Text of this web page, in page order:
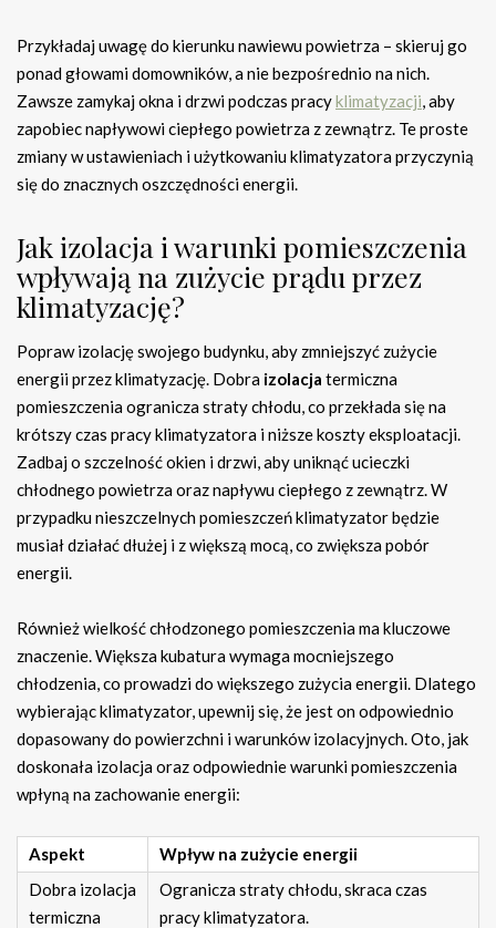
Przykładaj uwagę do kierunku nawiewu powietrza – skieruj go
ponad głowami domowników, a nie bezpośrednio na nich.
Zawsze zamykaj okna i drzwi podczas pracyklimatyzacji , aby
zapobiec napływowi ciepłego powietrza z zewnątrz. Te proste
zmiany w ustawieniach i użytkowaniu klimatyzatora przyczynią
się do znacznych oszczędności energii.
Jak izolacja i warunki pomieszczenia
wpływają na zużycie prądu przez
klimatyzację?
Popraw izolację swojego budynku, aby zmniejszyć zużycie
energii przez klimatyzację. Dobra izolacja termiczna
pomieszczenia ogranicza straty chłodu, co przekłada się na
krótszy czas pracy klimatyzatora i niższe koszty eksploatacji.
Zadbaj o szczelność okien i drzwi, aby uniknąć ucieczki
chłodnego powietrza oraz napływu ciepłego z zewnątrz. W
przypadku nieszczelnych pomieszczeń klimatyzator będzie
musiał działać dłużej i z większą mocą, co zwiększa pobór
energii.
Również wielkość chłodzonego pomieszczenia ma kluczowe
znaczenie. Większa kubatura wymaga mocniejszego
chłodzenia, co prowadzi do większego zużycia energii. Dlatego
wybierając klimatyzator, upewnij się, że jest on odpowiednio
dopasowany do powierzchni i warunków izolacyjnych. Oto, jak
doskonała izolacja oraz odpowiednie warunki pomieszczenia
wpłyną na zachowanie energii:
Aspekt
Wpływ na zużycie energii
Dobra izolacja
termiczna
Ogranicza straty chłodu, skraca czas
pracy klimatyzatora.